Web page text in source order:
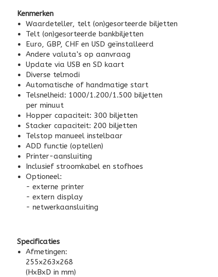
Kenmerken
Waardeteller, telt (on)gesorteerde biljetten
Telt (on)gesorteerde bankbiljetten
Euro, GBP, CHF en USD geïnstalleerd
Andere valuta’s op aanvraag
Update via USB en SD kaart
Diverse telmodi
Automatische of handmatige start
Telsnelheid: 1000/1.200/1.500 biljetten
per minuut
Hopper capaciteit: 300 biljetten
Stacker capaciteit: 200 biljetten
Telstop manueel instelbaar
ADD functie (optellen)
Printer-aansluiting
Inclusief stroomkabel en stofhoes
Optioneel:
- externe printer
- extern display
- netwerkaansluiting
Specificaties
Afmetingen:
255x263x268
(HxBxD in mm)